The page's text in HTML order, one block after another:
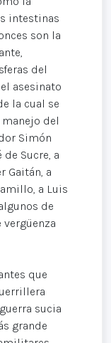
intestinas
son la
del
asesinato
la cual se
del
Simón
Sucre, a
Gaitán, a
a Luis
de
que
sucia
grande